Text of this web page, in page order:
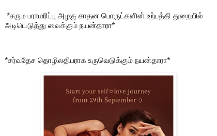
*சரும பராமரிப்பு அழகு சாதன பொருட்களின் உற்பத்தி துறையில்
அடியெடுத்து வைக்கும் நயன்தாரா*
*சர்வதேச தொழிலதிபராக உருவெடுக்கும் நயன்தாரா*